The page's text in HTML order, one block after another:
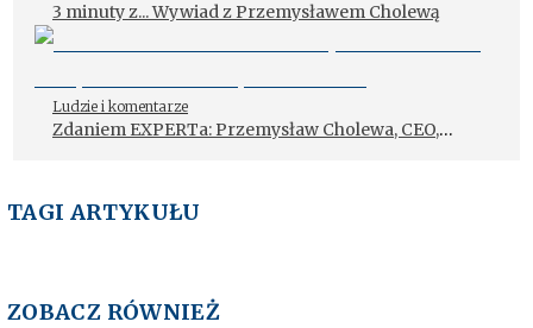
3 minuty z... Wywiad z Przemysławem Cholewą
Ludzie i komentarze
Zdaniem EXPERTa: Przemysław Cholewa, CEO,
TAGI ARTYKUŁU
ZOBACZ RÓWNIEŻ